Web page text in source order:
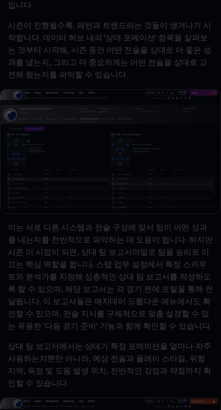
입니다.
시즌이 진행될수록, 패턴과 트렌드라는 것들이 생겨나기 시
작합니다. 데이터 허브 내의 '상대 포메이션' 항목을 살펴보
는 것부터 시작해 , 시즌 동안 어떤 전술을 상대로 더 좋은 성
과를 냈는지 , 그리고 더 중요하게는 어떤 전술을 상대로 고
전해 왔는지를 파악할 수 있습니다.
이는 서로 다른 시스템과 전술 구성에 맞서 팀이 어떤 성과
를 내는지를 전반적으로 파악하는 데 도움이 됩니다. 하지만
시즌 이 시점이 되면, 상대 팀 보고서야말로 팀을 승리로 이
끄는 핵심 역할을 합니다. 스탭 업무 설정에서 특정 스카우
트와 분석가를 지정해 심층적인 상대 팀 보고서를 작성하도
록 할 수 있으며 , 해당 보고서는 각 경기 전에 포털을 통해 전
달됩니다. 이 보고서들은 매치데이 드롭다운 메뉴에서도 확
인할 수 있으며 , 전술 지시를 구체적으로 맞춤 설정할 수 있
는 유용한 '다음 경기 준비 ' 기능과 함께 확인할 수 있습니다.
상대 팀 보고서에서는 상대가 특정 포메이션을 얼마나 자주
사용하는지뿐만 아니라, 예상 전술과 플레이 스타일, 위험
지역 , 득점 및 도움 발생 위치 , 전반적인 강점과 약점까지 확
인할 수 있습니다.